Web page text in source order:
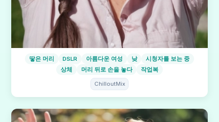
땋은 머리 DSLR 아름다운 여성 낮
시청자를 보는 중
상체
머리 뒤로 손을 놓다 작업복
ChilloutMix